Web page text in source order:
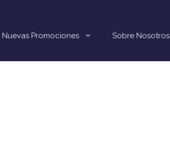
Nuevas Promociones Sobre Nosotros